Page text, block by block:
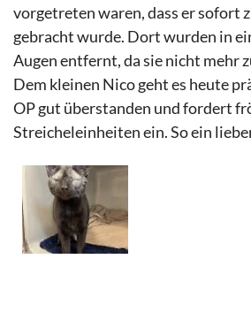
vorgetreten waren, dass er sofort
gebracht wurde. Dort wurden in
Augen entfernt, da sie nicht mehr
Dem kleinen Nico geht es heute
OP gut überstanden und fordert
Streicheleinheiten ein. So ein